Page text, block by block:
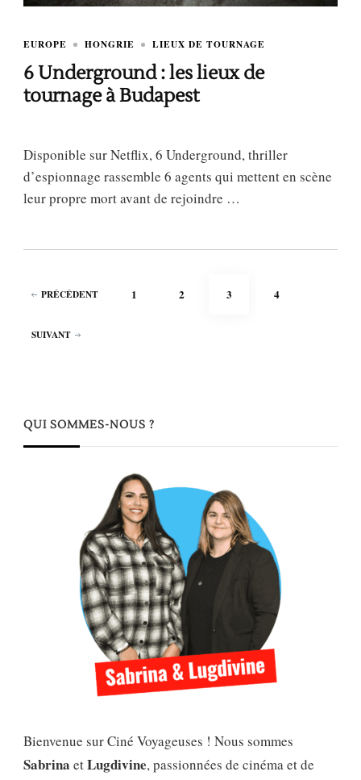
EUROPE HONGRIE LIEUX DE TOURNAGE
6 Underground : les lieux de
tournage à Budapest
Disponible sur Netflix, 6 Underground, thriller
d’espionnage rassemble 6 agents qui mettent en scène
leur propre mort avant de rejoindre …
Pagination
publications
PRÉCÉDENT PAGE
1 PAGE
2 PAGE
3 PAGE
4
SUIVANT
QUI SOMMES-NOUS ?
Bienvenue sur Ciné Voyageuses ! Nous sommes
Sabrina etLugdivine, passionnées de cinéma et de